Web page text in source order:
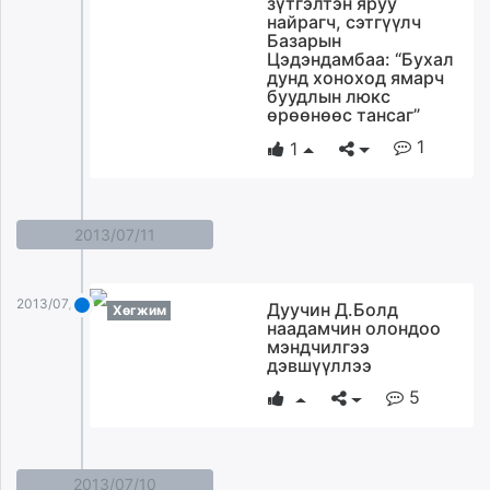
zarig.mn
mminfo.mn
shuurhai.mn
найрагч, сэтгүүлч
Базарын
Цэдэндамбаа: “Бухал
дунд хоноход ямарч
буудлын люкс
өрөөнөөс тансаг”
1
1
2013/07/11
2013/07/11 Хөгжим
Дуучин Д.Болд
наадамчин олондоо
мэндчилгээ
дэвшүүллээ
5
2013/07/10